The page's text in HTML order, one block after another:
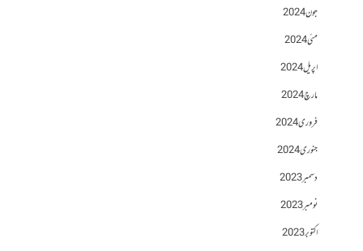
جون 2024
مئی 2024
اپریل 2024
مارچ 2024
فروری 2024
جنوری 2024
دسمبر 2023
نومبر 2023
اکتوبر 2023